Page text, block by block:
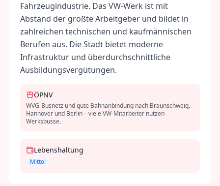
Fahrzeugindustrie. Das VW-Werk ist mit
Abstand der größte Arbeitgeber und bildet in
zahlreichen technischen und kaufmännischen
Berufen aus. Die Stadt bietet moderne
Infrastruktur und überdurchschnittliche
Ausbildungsvergütungen.
ÖPNV
WVG-Busnetz und gute Bahnanbindung nach Braunschweig,
Hannover und Berlin – viele VW-Mitarbeiter nutzen
Werksbusse.
Lebenshaltung
Mittel